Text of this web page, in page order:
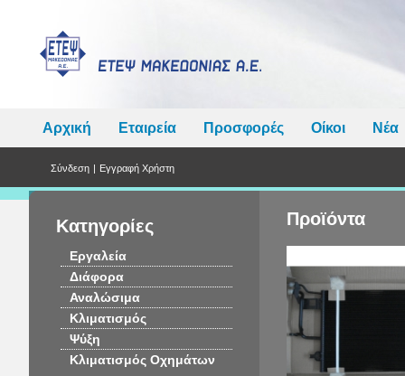
Αρχική Εταιρεία Προσφορές Οίκοι Νέα
Σύνδεση | Εγγραφή Χρήστη
Κατηγορίες
Εργαλεία
Διάφορα
Αναλώσιμα
Κλιματισμός
Ψύξη
Κλιματισμός Οχημάτων
Προϊόντα